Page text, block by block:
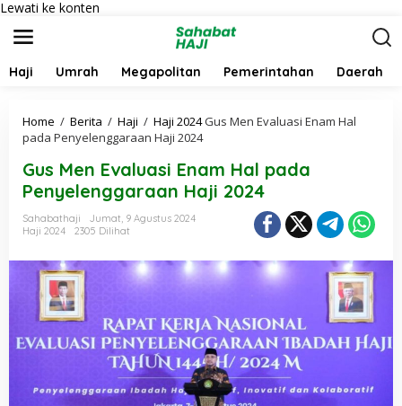
Lewati ke konten
Haji Umrah Megapolitan Pemerintahan Daerah
Home / Berita / Haji / Haji 2024Gus Men Evaluasi Enam Hal
pada Penyelenggaraan Haji 2024
Gus Men Evaluasi Enam Hal pada
Penyelenggaraan Haji 2024
Sahabathaji
Jumat, 9 Agustus 2024
Haji 2024
2305 Dilihat